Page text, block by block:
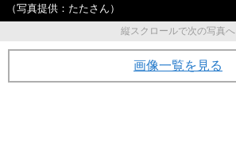
（写真提供：たたさん）
縦スクロールで次の写真へ
画像一覧を見る